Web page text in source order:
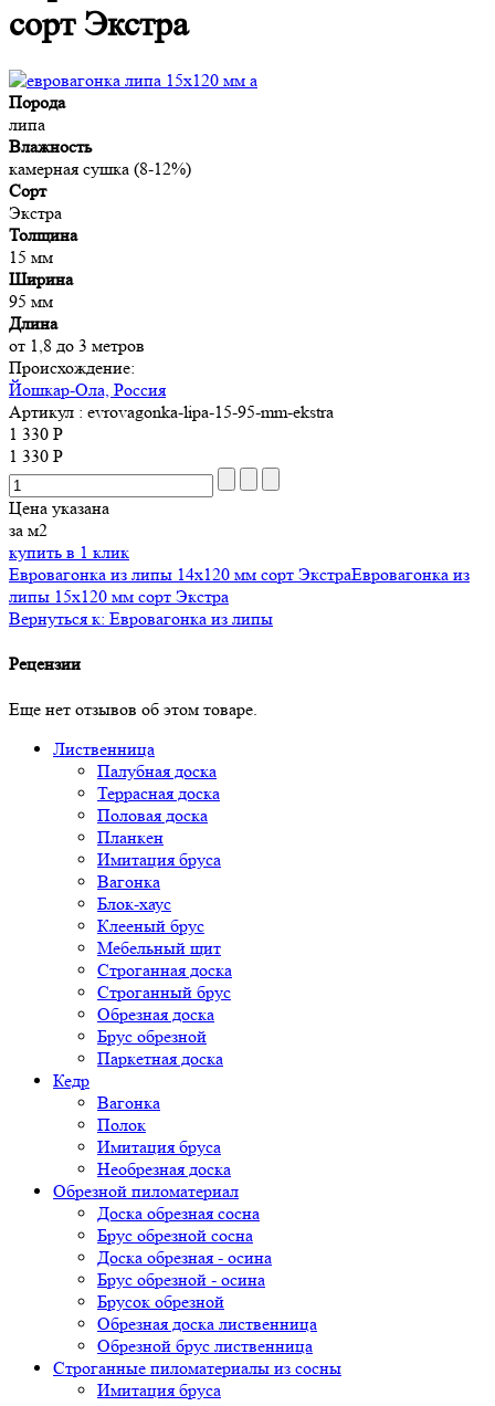
сорт Экстра
Порода
липа
Влажность
камерная сушка (8-12%)
Сорт
Экстра
Толщина
15 мм
Ширина
95 мм
Длина
от 1,8 до 3 метров
Происхождение:
Йошкар-Ола, Россия
Артикул : evrovagonka-lipa-15-95-mm-ekstra
1 330 Р
1 330 Р
Цена указана
за м2
купить в 1 клик
Евровагонка из липы 14х120 мм сорт ЭкстраЕвровагонка из
липы 15х120 мм сорт Экстра
Вернуться к: Евровагонка из липы
Рецензии
Еще нет отзывов об этом товаре.
Лиственница
Палубная доска
Террасная доска
Половая доска
Планкен
Имитация бруса
Вагонка
Блок-хаус
Клееный брус
Мебельный щит
Строганная доска
Строганный брус
Обрезная доска
Брус обрезной
Паркетная доска
Кедр
Вагонка
Полок
Имитация бруса
Необрезная доска
Обрезной пиломатериал
Доска обрезная сосна
Брус обрезной сосна
Доска обрезная - осина
Брус обрезной - осина
Брусок обрезной
Обрезная доска лиственница
Обрезной брус лиственница
Строганные пиломатериалы из сосны
Имитация бруса